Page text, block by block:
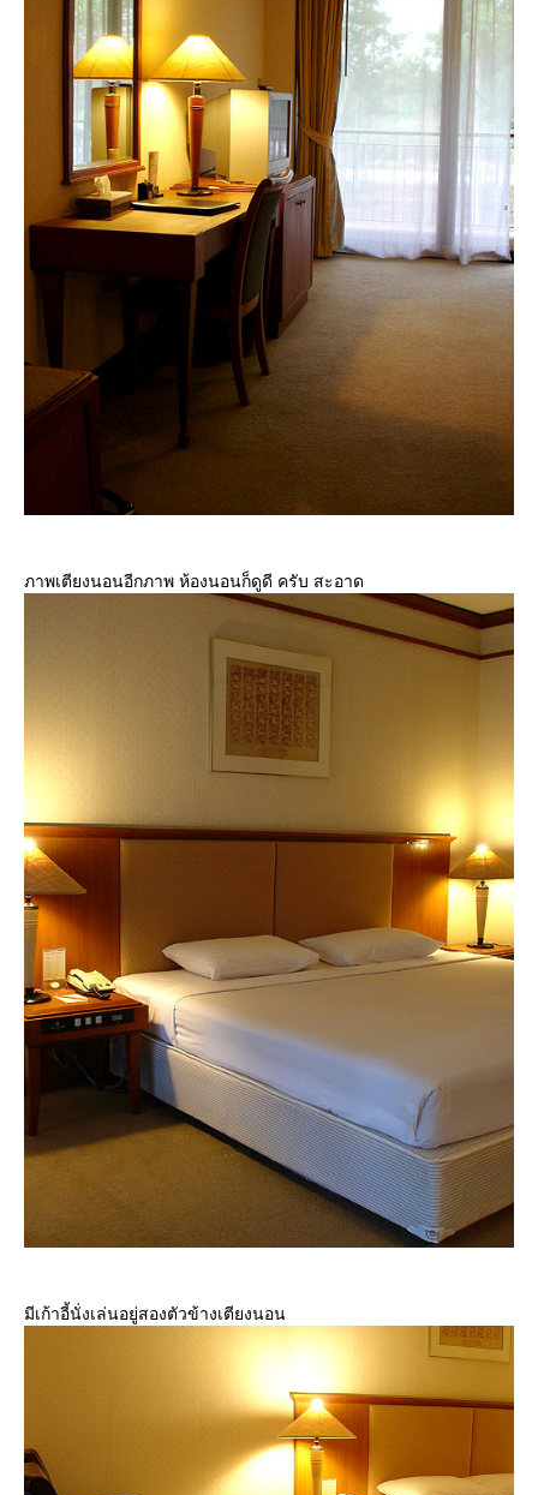
ภาพเตียงนอนอีกภาพ ห้องนอนก็ดูดี ครับ สะอาด
มีเก้าอี้นั่งเล่นอยู่สองตัวข้างเตียงนอน